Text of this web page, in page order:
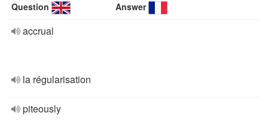
Question Answer
accrual
la régularisation
piteously